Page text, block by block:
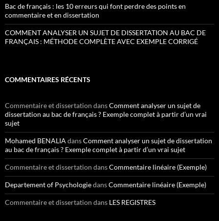
Bac de français : les 10 erreurs qui font perdre des points en
commentaire et en dissertation
COMMENT ANALYSER UN SUJET DE DISSERTATION AU BAC DE
FRANÇAIS : MÉTHODE COMPLÈTE AVEC EXEMPLE CORRIGÉ
COMMENTAIRES RÉCENTS
Commentaire et dissertation dansComment analyser un sujet de
dissertation au bac de français ? Exemple complet à partir d’un vrai
sujet
Mohamed BENALIA dansComment analyser un sujet de dissertation
au bac de français ? Exemple complet à partir d’un vrai sujet
Commentaire et dissertation dansCommentaire linéaire (Exemple)
Departement of PsychologiedansCommentaire linéaire (Exemple)
Commentaire et dissertation dans LES REGISTRES